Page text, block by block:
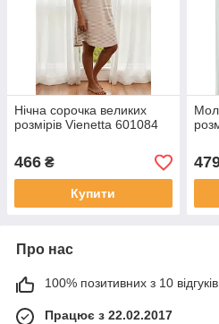
Нічна сорочка великих
розмірів Vienetta 601084
466 ₴
Купити
Про нас
100% позитивних з 10 відгуків
Працює з 22.02.2017